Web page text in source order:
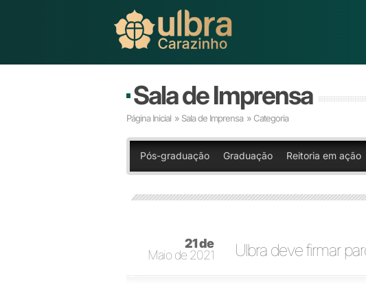
Sala de Imprensa
Página Inicial » Sala de Imprensa » Categoria
Pós-graduação Graduação Reitoria em ação
21 de
Maio de 2021
Ulbra deve firmar